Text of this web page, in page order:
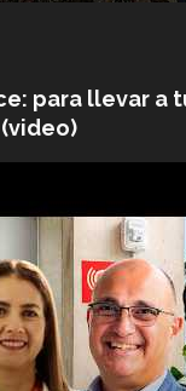
para llevar a